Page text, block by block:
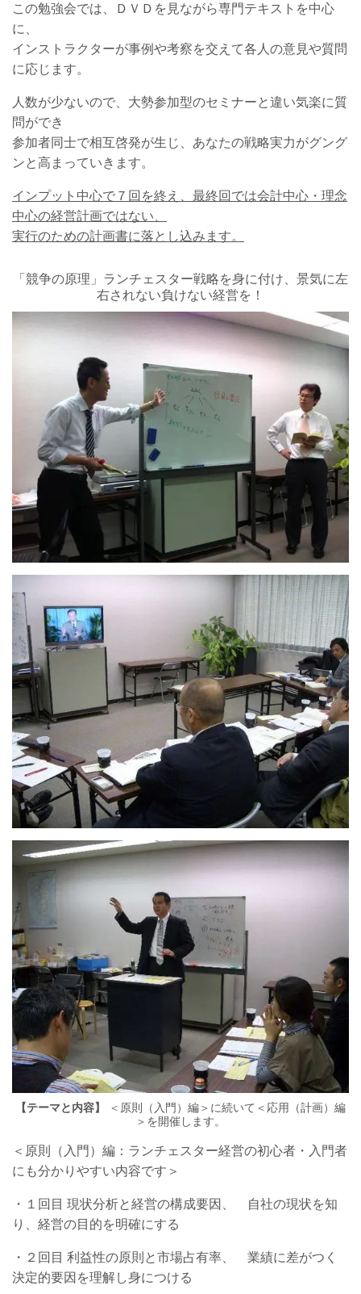
この勉強会では、ＤＶＤを見ながら専門テキストを中心
に、
インストラクターが事例や考察を交えて各人の意見や質問
に応じます。
人数が少ないので、大勢参加型のセミナーと違い気楽に質
問ができ
参加者同士で相互啓発が生じ、あなたの戦略実力がグング
ンと高まっていきます。
インプット中心で７回を終え、最終回では会計中心・理念
中心の経営計画ではない、
実行のための計画書に落とし込みます。
「競争の原理」ランチェスター戦略を身に付け、景気に左
右されない負けない経営を！
【テーマと内容】
＜原則（入門）編＞に続いて＜応用（計画）編
＞を開催します。
＜原則（入門）編：ランチェスター経営の初心者・入門者
にも分かりやすい内容です＞
・１回目 現状分析と経営の構成要因、 自社の現状を知
り、経営の目的を明確にする
・２回目 利益性の原則と市場占有率、 業績に差がつく
決定的要因を理解し身につける